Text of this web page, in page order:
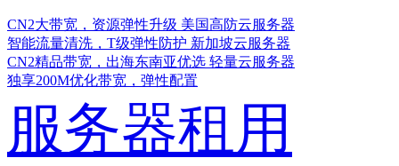
CN2大带宽，资源弹性升级 美国高防云服务器
智能流量清洗，T级弹性防护 新加坡云服务器
CN2精品带宽，出海东南亚优选 轻量云服务器
独享200M优化带宽，弹性配置
服务器租用